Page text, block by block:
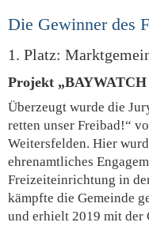
Die Gewinner des
1. Platz:
Projekt
Überzeugt wurde die
retten unser Freibad!“
Weitersfelden. Hier
ehrenamtliches
Freizeiteinrichtung in
kämpfte die Gemeinde
und erhielt 2019 mit der